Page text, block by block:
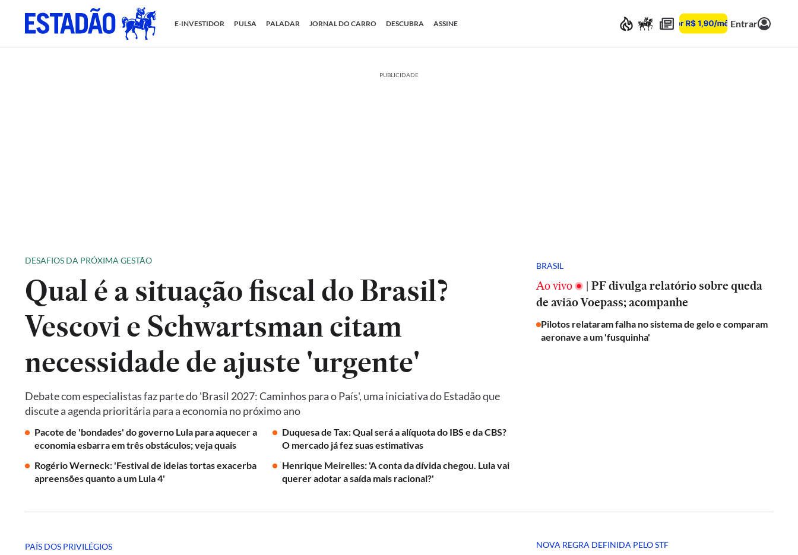
E-INVESTIDOR PULSA PALADAR JORNAL DO CARRO DESCUBRA ASSINE Entrar
PUBLICIDADE
DESAFIOS DA PRÓXIMA GESTÃO
Qual é a situação fiscal do Brasil?
Vescovi e Schwartsman citam
necessidade de ajuste 'urgente'
Debate com especialistas faz parte do 'Brasil 2027: Caminhos para o País', uma iniciativa do Estadão que
discute a agenda prioritária para a economia no próximo ano
Pacote de 'bondades' do governo Lula para aquecer a
economia esbarra em três obstáculos; veja quais
Duquesa de Tax: Qual será a alíquota do IBS e da CBS?
O mercado já fez suas estimativas
Rogério Werneck: 'Festival de ideias tortas exacerba
apreensões quanto a um Lula 4'
Henrique Meirelles: 'A conta da dívida chegou. Lula vai
querer adotar a saída mais racional?'
BRASIL
Ao vivo | PF divulga relatório sobre queda
de avião Voepass; acompanhe
Pilotos relataram falha no sistema de gelo e comparam
aeronave a um 'fusquinha'
PAÍS DOS PRIVILÉGIOS NOVA REGRA DEFINIDA PELO STF